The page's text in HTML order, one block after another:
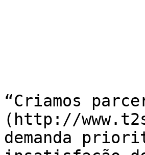
“Criamos
(http://
demanda